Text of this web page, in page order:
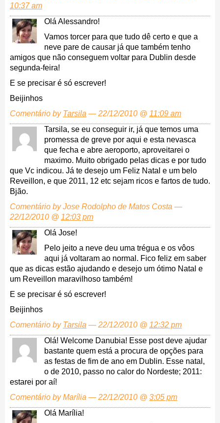
10:37 am
Olá Alessandro!
Vamos torcer para que tudo dê certo e que a
neve pare de causar já que também tenho
amigos que não conseguem voltar para Dublin desde
segunda-feira!
E se precisar é só escrever!
Beijinhos
Comentário by Tarsila — 22/12/2010 @ 11:09 am
Tarsila, se eu conseguir ir, já que temos uma
promessa de greve por aqui e esta nevasca
que fecha e abre aeroporto, aproveitarei o
maximo. Muito obrigado pelas dicas e por tudo
que Vc indicou. Já te desejo um Feliz Natal e um belo
Reveillon, e que 2011, 12 etc sejam ricos e fartos de tudo.
Bjão.
Comentário by Jose Rodolpho de Matos Costa —
22/12/2010 @ 12:03 pm
Olá Jose!
Pelo jeito a neve deu uma trégua e os vôos
aqui já voltaram ao normal. Fico feliz em saber
que as dicas estão ajudando e desejo um ótimo Natal e
um Reveillon maravilhoso também!
E se precisar é só escrever!
Beijinhos
Comentário by Tarsila — 22/12/2010 @ 12:32 pm
Olá! Welcome Danubia! Esse post deve ajudar
bastante quem está a procura de opções para
as festas de fim de ano em Dublin. Esse natal,
o de 2010, passo no calor do Nordeste; 2011:
estarei por aí!
Comentário by Marília — 22/12/2010 @ 3:05 pm
Olá Marília!